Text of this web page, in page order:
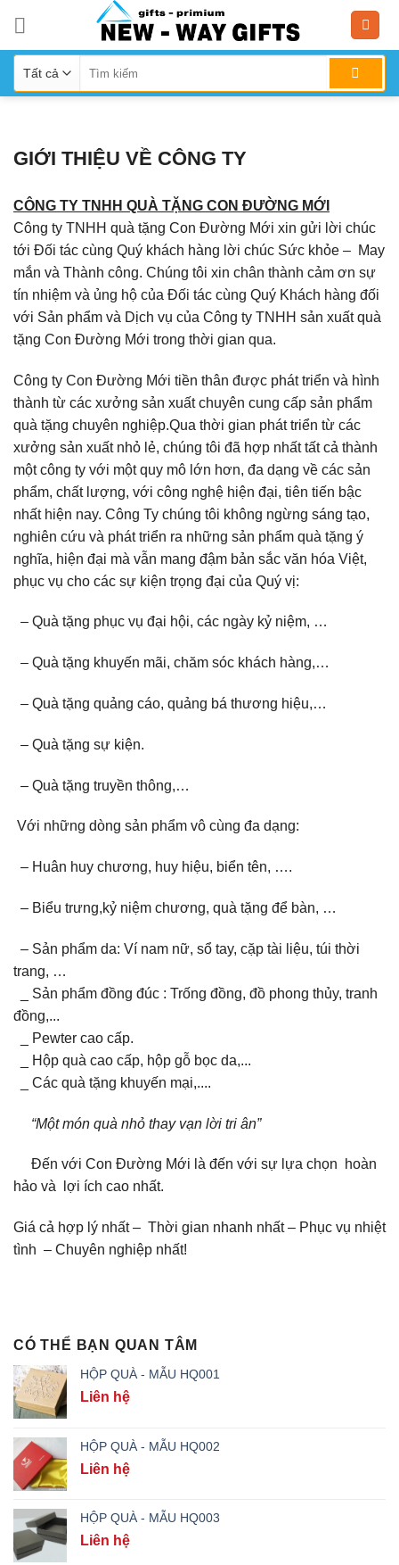
content
GIỚI THIỆU VỀ CÔNG TY
CÔNG TY TNHH QUÀ TẶNG CON ĐƯỜNG MỚI
Công ty TNHH quà tặng Con Đường Mới xin gửi lời chúc
tới Đối tác cùng Quý khách hàng lời chúc Sức khỏe – May
mắn và Thành công. Chúng tôi xin chân thành cảm ơn sự
tín nhiệm và ủng hộ của Đối tác cùng Quý Khách hàng đối
với Sản phẩm và Dịch vụ của Công ty TNHH sản xuất quà
tặng Con Đường Mới trong thời gian qua.
Công ty Con Đường Mới tiền thân được phát triển và hình
thành từ các xưởng sản xuất chuyên cung cấp sản phẩm
quà tặng chuyên nghiệp.Qua thời gian phát triển từ các
xưởng sản xuất nhỏ lẻ, chúng tôi đã hợp nhất tất cả thành
một công ty với một quy mô lớn hơn, đa dạng về các sản
phẩm, chất lượng, với công nghệ hiện đại, tiên tiến bậc
nhất hiện nay. Công Ty chúng tôi không ngừng sáng tạo,
nghiên cứu và phát triển ra những sản phẩm quà tặng ý
nghĩa, hiện đại mà vẫn mang đậm bản sắc văn hóa Việt,
phục vụ cho các sự kiện trọng đại của Quý vị:
– Quà tặng phục vụ đại hội, các ngày kỷ niệm, …
– Quà tặng khuyến mãi, chăm sóc khách hàng,…
– Quà tặng quảng cáo, quảng bá thương hiệu,…
– Quà tặng sự kiện.
– Quà tặng truyền thông,…
Với những dòng sản phẩm vô cùng đa dạng:
– Huân huy chương, huy hiệu, biển tên, ….
– Biểu trưng,kỷ niệm chương, quà tặng để bàn, …
– Sản phẩm da: Ví nam nữ, sổ tay, cặp tài liệu, túi thời
trang, …
_ Sản phẩm đồng đúc : Trống đồng, đồ phong thủy, tranh
đồng,...
_ Pewter cao cấp.
_ Hộp quà cao cấp, hộp gỗ bọc da,...
_ Các quà tặng khuyến mại,....
“Một món quà nhỏ thay vạn lời tri ân”
Đến với Con Đường Mới là đến với sự lựa chọn hoàn
hảo và lợi ích cao nhất.
Giá cả hợp lý nhất – Thời gian nhanh nhất – Phục vụ nhiệt
tình – Chuyên nghiệp nhất!
CÓ THỂ BẠN QUAN TÂM
HỘP QUÀ - MẪU HQ001
Liên hệ
HỘP QUÀ - MẪU HQ002
Liên hệ
HỘP QUÀ - MẪU HQ003
Liên hệ